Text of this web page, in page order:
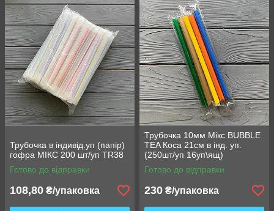
Трубочка в індивід.уп (папір)
гофра МІКС 200 шт/уп TR38
Готово до відправки
108,80 ₴/упаковка
Трубочка 10мм Мікс BUBBLE
TEA Коса 21см в інд. уп.
(250шт/уп 16уп\ящ)
Готово до відправки
230 ₴/упаковка